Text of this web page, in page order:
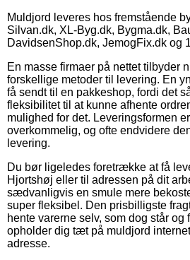
Muldjord leveres hos fremstående
Silvan.dk, XL-Byg.dk, Bygma.dk,
DavidsenShop.dk, JemogFix.dk og
En masse firmaer på nettet tilbyder
forskellige metoder til levering. En
få sendt til en pakkeshop, fordi det
fleksibilitet til at kunne afhente
mulighed for det. Leveringsformen
overkommelig, og ofte endvidere
levering.
Du bør ligeledes foretrække at få
Hjortshøj eller til adressen på dit
sædvanligvis en smule mere
super fleksibel. Den prisbilligste
hente varerne selv, som dog står og
opholder dig tæt på muldjord
adresse.